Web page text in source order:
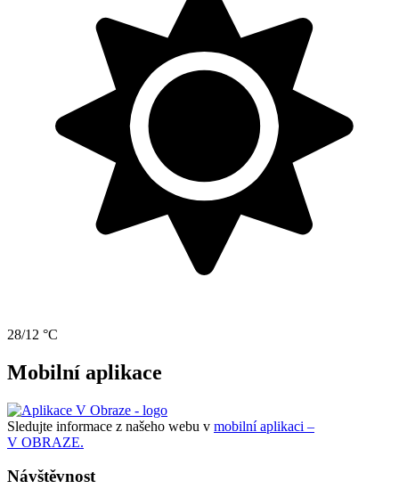
28/12 °C
Mobilní aplikace
Sledujte informace z našeho webu v mobilní aplikaci –
V OBRAZE.
Návštěvnost